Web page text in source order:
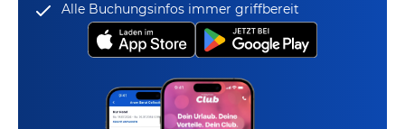
Alle Buchungsinfos immer griffbereit